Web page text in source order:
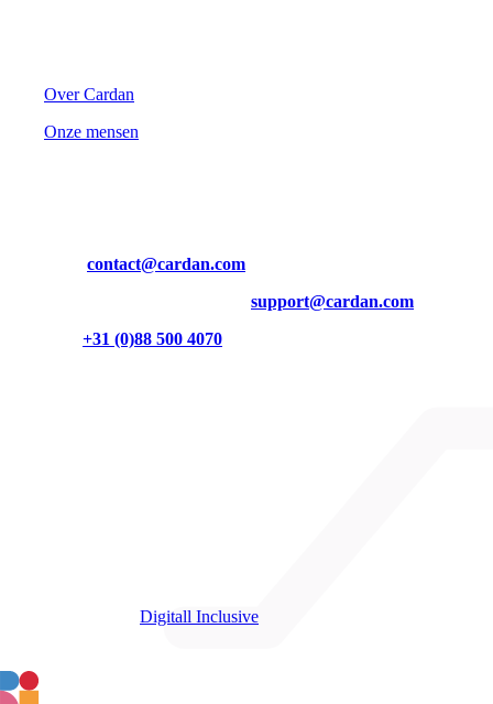
Over Cardan
Onze mensen
contact@cardan.com
support@cardan.com
+31 (0)88 500 4070
Digitall Inclusive